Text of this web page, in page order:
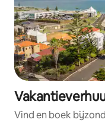
Vind en boek